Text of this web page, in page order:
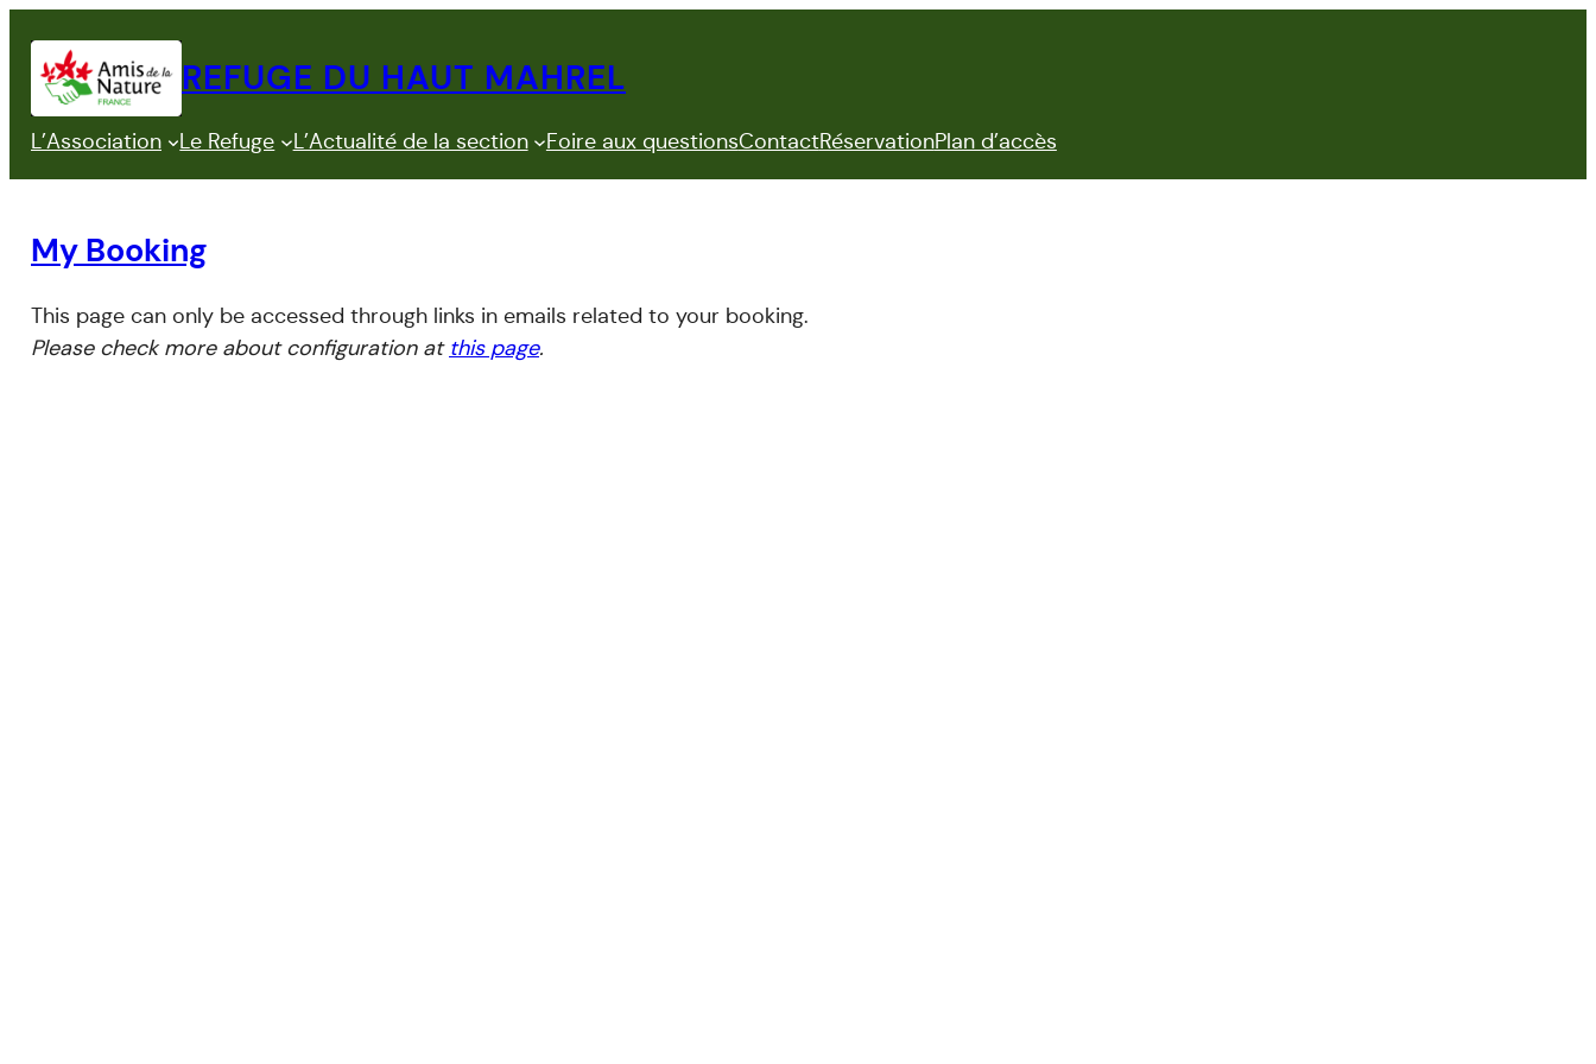
contenu
REFUGE DU HAUT MAHREL
L’Association Le Refuge L’Actualité de la section Foire aux questionsContactRéservationPlan d’accès
My Booking
This page can only be accessed through links in emails related to your booking.
Please check more about configuration at this page.